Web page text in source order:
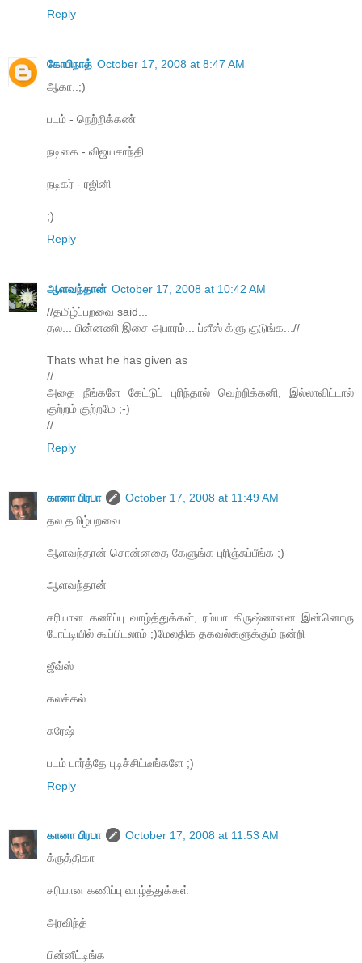
Reply
கோபிநாத் October 17, 2008 at 8:47 AM
ஆகா..;)
படம் - நெற்றிக்கண்
நடிகை - விஜயசாந்தி
நடிகர் - ரஜினி
;)
Reply
ஆளவந்தான் October 17, 2008 at 10:42 AM
//தமிழ்ப்பறவை said...
தல... பின்னணி இசை அபாரம்... ப்ளீஸ் க்ளு குடுங்க...//
Thats what he has given as
//
அதை நீங்களே கேட்டுப் புரிந்தால் வெற்றிக்கனி, இல்லாவிட்டால்
குற்றம் குற்றமே ;-)
//
Reply
கானா பிரபா
October 17, 2008 at 11:49 AM
தல‌ தமிழ்பறவை
ஆளவந்தான் சொன்னதை கேளுங்க புரிஞ்சுப்பீங்க ;‍)
ஆளவந்தான்
சரியான கணிப்பு வாழ்த்துக்கள், ரம்யா கிருஷ்ணனை இன்னொரு
போட்டியில் கூப்பிடலாம் ;‍)மேலதிக தகவல்களுக்கும் நன்றி
ஜீவ்ஸ்
கலக்கல்
சுரேஷ்
படம் பார்த்தே புடிச்சிட்டீங்களே ;‍)
Reply
கானா பிரபா
October 17, 2008 at 11:53 AM
க்ருத்திகா
சரியான கணிப்பு வாழ்த்துக்கள்
அரவிந்த்
பின்னீட்டிங்க‌